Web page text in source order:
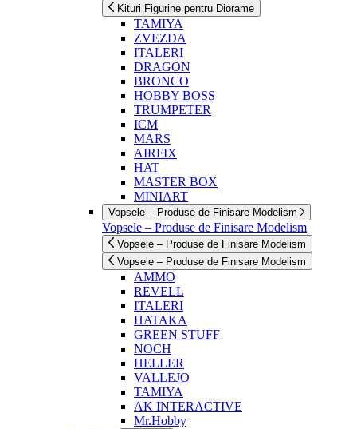
Kituri Figurine pentru Diorame
TAMIYA
ZVEZDA
ITALERI
DRAGON
BRONCO
HOBBY BOSS
TRUMPETER
ICM
MARS
AIRFIX
HAT
MASTER BOX
MINIART
Vopsele – Produse de Finisare Modelism
Vopsele – Produse de Finisare Modelism
Vopsele – Produse de Finisare Modelism
Vopsele – Produse de Finisare Modelism
AMMO
REVELL
ITALERI
HATAKA
GREEN STUFF
NOCH
HELLER
VALLEJO
TAMIYA
AK INTERACTIVE
Mr.Hobby